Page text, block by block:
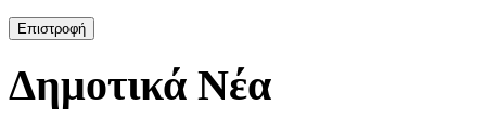
Δημοτικά Νέα